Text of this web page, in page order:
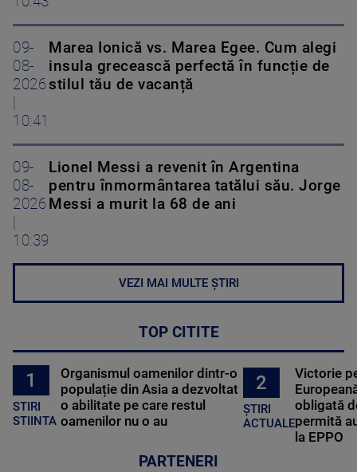
09-
08-
2026
10:41
Marea Ionică vs. Marea Egee. Cum alegi
insula grecească perfectă în funcție de
stilul tău de vacanță
09-
08-
2026
10:39
Lionel Messi a revenit în Argentina
pentru înmormântarea tatălui său. Jorge
Messi a murit la 68 de ani
VEZI MAI MULTE ȘTIRI
TOP CITITE
1
STIRI
STIINTA
Organismul oamenilor dintr-o
populație din Asia a dezvoltat
o abilitate pe care restul
oamenilor nu o au
2
ȘTIRI
ACTUALE
Victorie
obligată
permită
la EPPO
PARTENERI